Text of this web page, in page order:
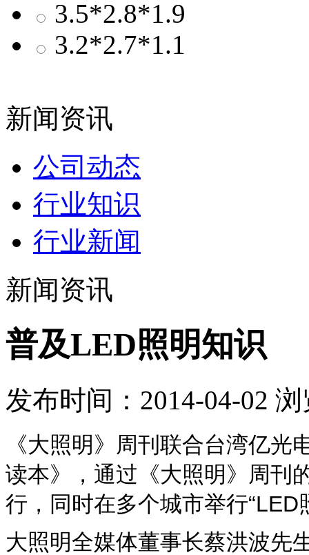
3.5*2.8*1.9
3.2*2.7*1.1
新闻资讯
公司动态
行业知识
行业新闻
新闻资讯
普及LED照明知识
发布时间：2014-04-02
《大照明》周刊联合台湾亿
读本》，通过《大照明》周刊
行，同时在多个城市举行
大照明全媒体董事长蔡洪波先